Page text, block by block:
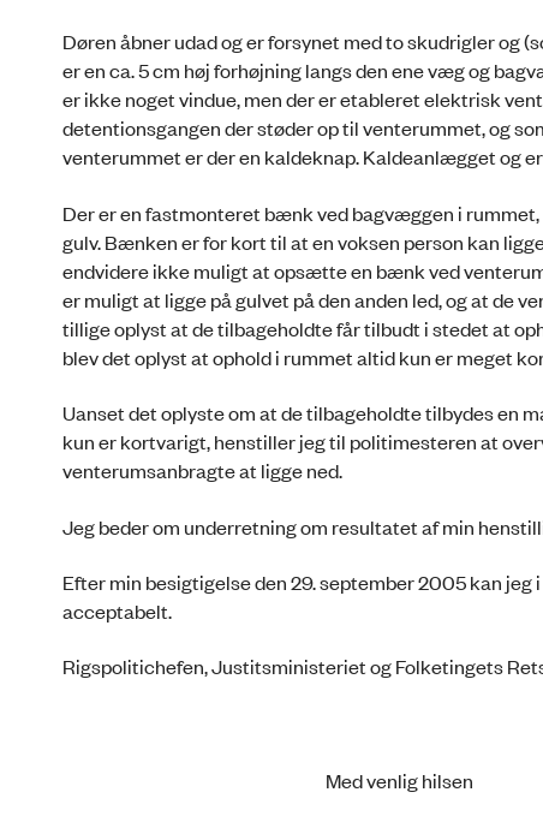
Døren åbner udad og er forsynet med to skudrigler og
er en ca. 5 cm høj forhøjning langs den ene væg og
er ikke noget vindue, men der er etableret elektrisk
detentionsgangen der støder op til venterummet, og
venterummet er der en kaldeknap. Kaldeanlægget og
Der er en fastmonteret bænk ved bagvæggen i
gulv. Bænken er for kort til at en voksen person kan
endvidere ikke muligt at opsætte en bænk ved
er muligt at ligge på gulvet på den anden led, og at de
tillige oplyst at de tilbageholdte får tilbudt i stedet at
blev det oplyst at ophold i rummet altid kun er meget
Uanset det oplyste om at de tilbageholdte tilbydes en
kun er kortvarigt, henstiller jeg til politimesteren at
venterumsanbragte at ligge ned.
Jeg beder om underretning om resultatet af min
Efter min besigtigelse den 29. september 2005 kan
acceptabelt.
Rigspolitichefen, Justitsministeriet og Folketingets
Med venlig hilsen